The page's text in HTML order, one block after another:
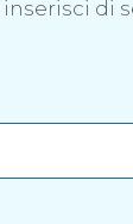
inserisci di